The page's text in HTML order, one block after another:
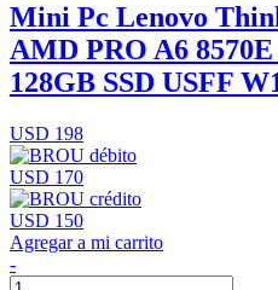
Mini Pc Lenovo
AMD PRO A6
128GB SSD USFF
USD 198
USD 170
USD 150
Agregar a mi carrito
-